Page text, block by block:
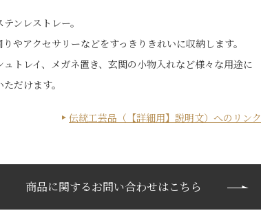
ンレストレー。
りやアクセサリーなどをすっきりきれいに収納します。
ュトレイ、メガネ置き、玄関の小物入れなど様々な用途に
だけます。
伝統工芸品（【詳細用】説明文）へのリンク
商品に関するお問い合わせはこちら